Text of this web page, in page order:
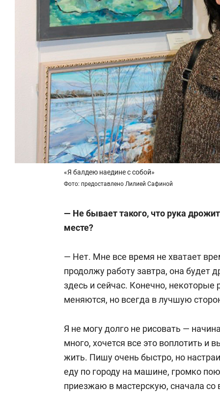
«Я балдею наедине с собой»
Фото: предоставлено Лилией Сафиной
— Не бывает такого, что рука
месте?
— Нет. Мне все время не хватает
продолжу работу завтра, она
здесь и сейчас. Конечно,
меняются, но всегда в лучшую
Я не могу долго не рисовать —
много, хочется все это воплотить и
жить. Пишу очень быстро, но
еду по городу на машине, громко
приезжаю в мастерскую, сначала